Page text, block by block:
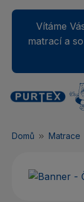
Vítáme
matrací a
Váš
Domů Matrace